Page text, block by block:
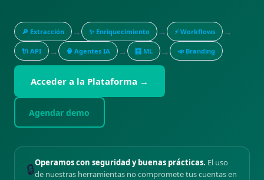
🔎 Extracción → ✨ Enriquecimiento → ⚡ Workflows →
🔌 API → 🧠 Agentes IA → 🧮 ML → 📣 Branding
Acceder a la Plataforma →
Agendar demo
🔒Operamos con seguridad y buenas prácticas. El uso
de nuestras herramientas no compromete tus cuentas en